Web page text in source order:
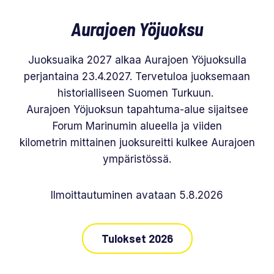
Aurajoen Yöjuoksu
Juoksuaika 2027 alkaa Aurajoen Yöjuoksulla
perjantaina 23.4.2027. Tervetuloa juoksemaan
historialliseen Suomen Turkuun.
Aurajoen Yöjuoksun tapahtuma-alue sijaitsee
Forum Marinumin alueella ja viiden
kilometrin mittainen juoksureitti kulkee Aurajoen
ympäristössä.
Ilmoittautuminen avataan 5.8.2026
Tulokset 2026